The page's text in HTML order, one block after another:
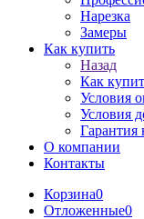
Нарезка
Замеры
Как купить
Назад
Как
Условия
Условия
Гарантия
О компании
Контакты
Корзина0
Отложенные0